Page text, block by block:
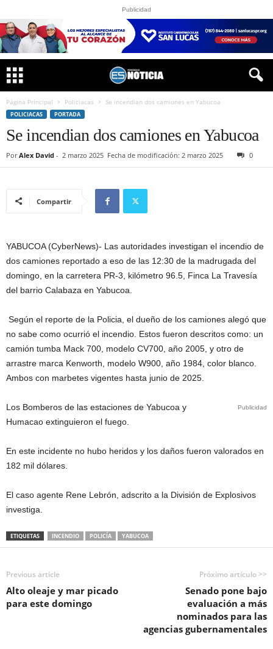
Publicidad
Página Principal Policiacas Se incendian dos camiones en Yabucoa
POLICIACAS PORTADA
Se incendian dos camiones en Yabucoa
Por Alex David - 2 marzo 2025 Fecha de modificación: 2 marzo 2025 0
Compartir
YABUCOA (CyberNews)- Las autoridades investigan el incendio de
dos camiones reportado a eso de las 12:30 de la madrugada del
domingo, en la carretera PR-3, kilómetro 96.5, Finca La Travesía
del barrio Calabaza en Yabucoa.
Según el reporte de la Policia, el dueño de los camiones alegó que
no sabe como ocurrió el incendio. Estos fueron descritos como: un
camión tumba Mack 700, modelo CV700, año 2005, y otro de
arrastre marca Kenworth, modelo W900, año 1984, color blanco.
Ambos con marbetes vigentes hasta junio de 2025.
Publicidad
Los Bomberos de las estaciones de Yabucoa y
Humacao extinguieron el fuego.
En este incidente no hubo heridos y los daños fueron valorados en
182 mil dólares.
El caso agente Rene Lebrón, adscrito a la División de Explosivos
investiga.
ETIQUETAS INCENDIO POLICÍA YABUCOA
Previous article
Alto oleaje y mar picado
para este domingo
Próximo artículo >>
Senado pone bajo
evaluación a más
nominados para las
agencias gubernamentales